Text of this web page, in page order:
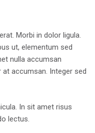
Morbi in dolor ligula.
ut, elementum sed
nulla accumsan
at accumsan. Integer sed
In sit amet risus
lectus.